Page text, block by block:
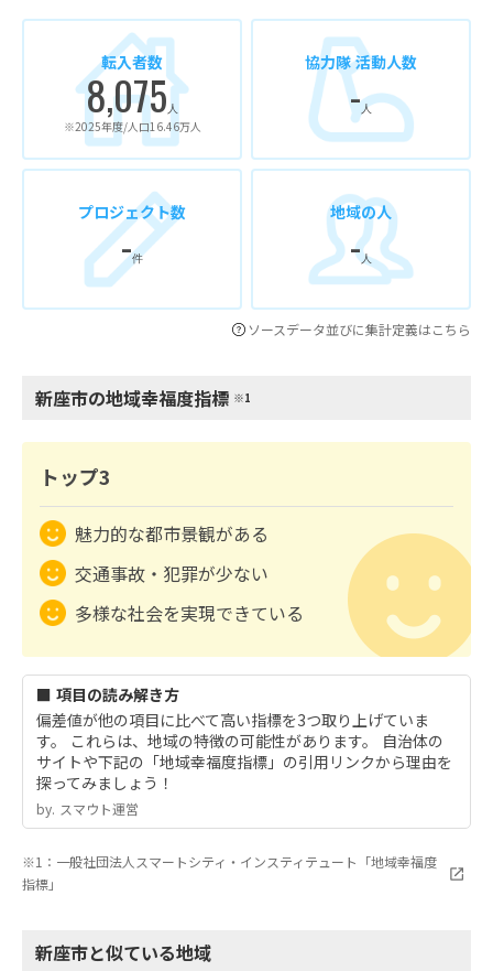
転入者数
8,075人
※2025年度/人口16.46万人
協力隊 活動人数
-人
プロジェクト数
-件
地域の人
-人
ソースデータ並びに集計定義はこちら
新座市の地域幸福度指標 ※1
トップ3
魅力的な都市景観がある
交通事故・犯罪が少ない
多様な社会を実現できている
■ 項目の読み解き方
偏差値が他の項目に比べて高い指標を3つ取り上げていま
す。 これらは、地域の特徴の可能性があります。 自治体の
サイトや下記の「地域幸福度指標」の引用リンクから理由を
探ってみましょう！
by.︎ スマウト運営
※1：一般社団法人スマートシティ・インスティテュート「地域幸福度
指標」
新座市と似ている地域